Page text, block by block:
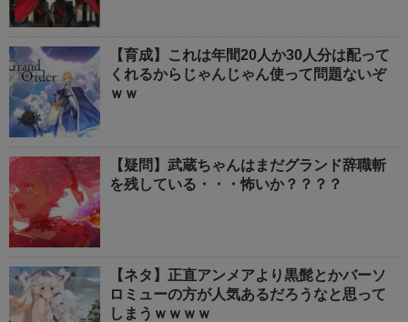
【育成】これは年間20人か30人分は配って
くれるからじゃんじゃん使って問題ないぞ
ｗｗ
【疑問】武蔵ちゃんはまだグランド辞職斬
を残している・・・怖いか？？？？
【ネタ】正直アンメアより黒髭とかバーソ
ロミューの方が人気あるだろうなと思って
しまうｗｗｗｗ